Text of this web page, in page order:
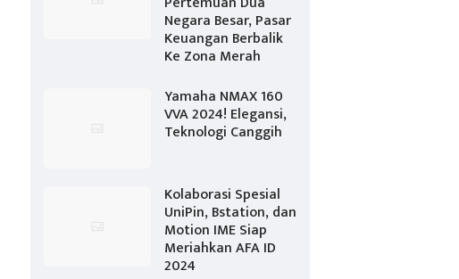
Negara Besar, Pasar
Keuangan Berbalik
Ke Zona Merah
Yamaha NMAX 160
VVA 2024! Elegansi,
Teknologi Canggih
Kolaborasi Spesial
UniPin, Bstation, dan
Motion IME Siap
Meriahkan AFA ID
2024